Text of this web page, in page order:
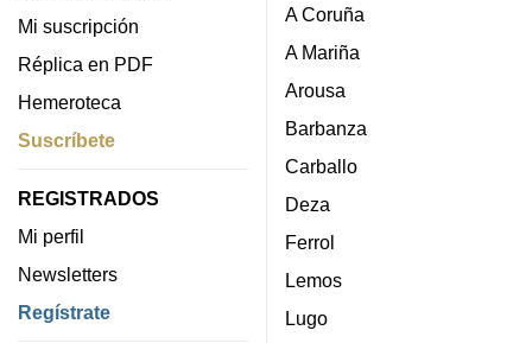
Mi suscripción
Réplica en PDF
Hemeroteca
Suscríbete
REGISTRADOS
Mi perfil
Newsletters
Regístrate
A Coruña
A Mariña
Arousa
Barbanza
Carballo
Deza
Ferrol
Lemos
Lugo